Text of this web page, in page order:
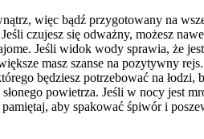
więc bądź przygotowany na
czujesz się odważny, możesz
Jeśli widok wody sprawia, że
masz szanse na pozytywny
będziesz potrzebować na
powietrza. Jeśli w nocy jest
aby spakować śpiwór i